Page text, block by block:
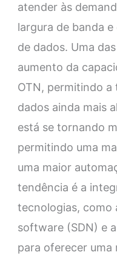
atender às
largura de banda
de dados. Uma
aumento da
OTN, permitindo a
dados ainda mais
está se tornando
permitindo uma
uma maior
tendência é a
tecnologias, como
software (SDN) e
para oferecer uma